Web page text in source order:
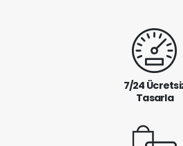
7/24
Tasarla